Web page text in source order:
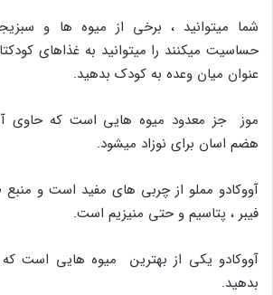
شما میتوانید ، برخی از میوه ها و
حساسیت میکنند را میتوانید به غذاهای
عنوان میان وعده به کودک بدهید.
موز جز معدود میوه هایی است که حاوی
هضم اسان برای نوزاد میشود.
آووکادو مملو از چربی های مفید است و
فیبر ، پتاسیم و حتی منیزیم است.
آووکادو یکی از بهترین میوه هایی است که
بدهید.